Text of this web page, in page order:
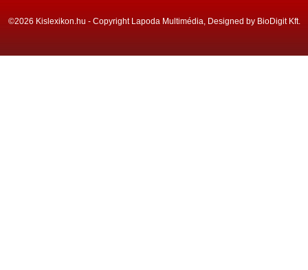
©2026 Kislexikon.hu - Copyright Lapoda Multimédia, Designed by BioDigit Kft.